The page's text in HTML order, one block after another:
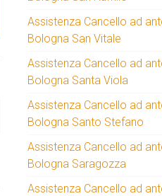
Assistenza Cancello ad
Bologna San Vitale
Assistenza Cancello ad
Bologna Santa Viola
Assistenza Cancello ad
Bologna Santo Stefano
Assistenza Cancello ad
Bologna Saragozza
Assistenza Cancello ad